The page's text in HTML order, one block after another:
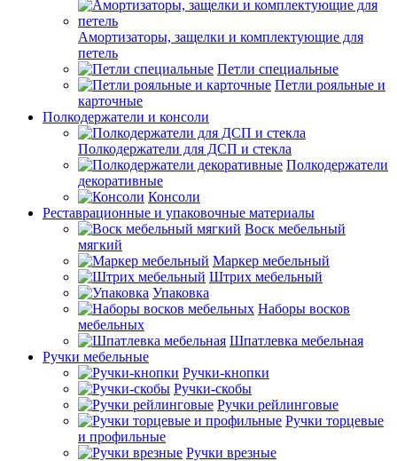
Амортизаторы, защелки и комплектующие для
петель
Петли специальные
Петли рояльные и
карточные
Полкодержатели и консоли
Полкодержатели для ДСП и стекла
Полкодержатели
декоративные
Консоли
Реставрационные и упаковочные материалы
Воск мебельный
мягкий
Маркер мебельный
Штрих мебельный
Упаковка
Наборы восков
мебельных
Шпатлевка мебельная
Ручки мебельные
Ручки-кнопки
Ручки-скобы
Ручки рейлинговые
Ручки торцевые
и профильные
Ручки врезные